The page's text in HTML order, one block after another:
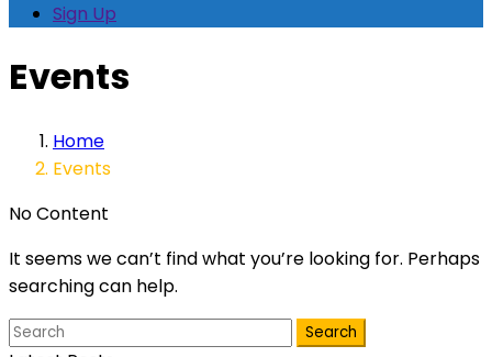
Sign Up
Events
Home
Events
No Content
It seems we can’t find what you’re looking for. Perhaps
searching can help.
Search